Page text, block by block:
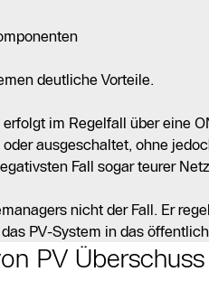
deutliche Vorteile.
im Regelfall über eine
ausgeschaltet, ohne
Fall sogar teurer
nicht der Fall. Er
PV-System in das
PV